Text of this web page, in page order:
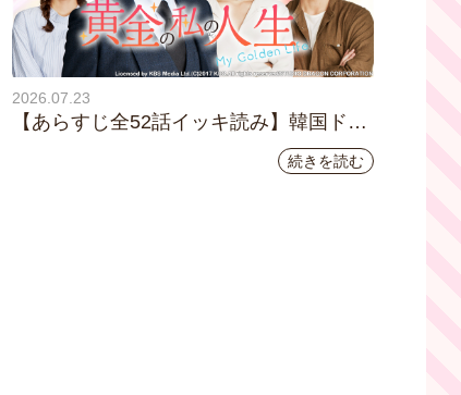
2026.07.23
【あらすじ全52話イッキ読み】韓国ドラ
マ『黄金の私の人生』｜テレビ大阪 月曜
続きを読む